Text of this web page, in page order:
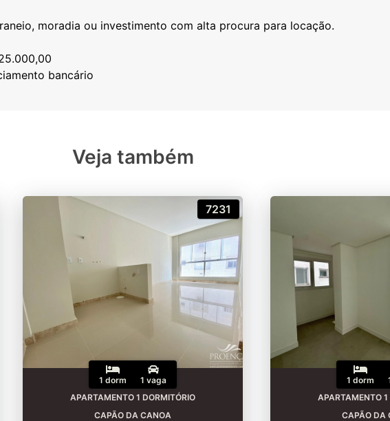
moradia ou investimento com alta procura para locação.
Veja também
7231
1 dorm
1 vaga
APARTAMENTO 1 DORMITÓRIO
CAPÃO DA CANOA
1 dorm
APARTAMENTO 1
CAPÃO DA